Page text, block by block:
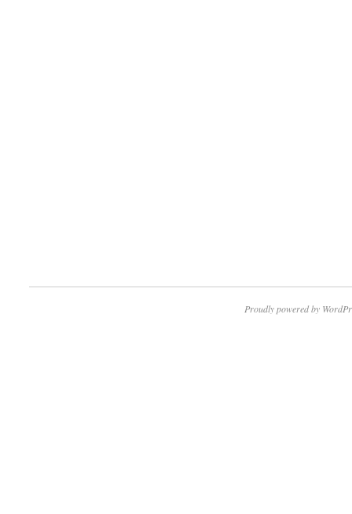
Proudly powered by